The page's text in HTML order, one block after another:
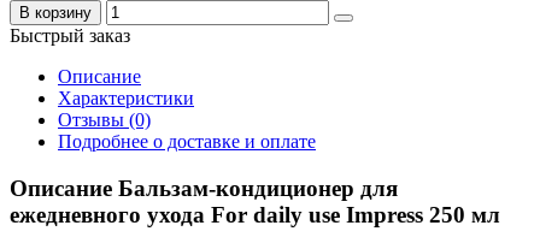
В корзину
Быстрый заказ
Описание
Характеристики
Отзывы (0)
Подробнее о доставке и оплате
Описание Бальзам-кондиционер для
ежедневного ухода For daily use Impress 250 мл